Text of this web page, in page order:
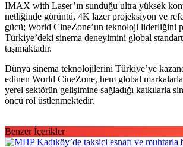
IMAX with Laser’ın sunduğu ultra yüksek
netliğinde görüntü, 4K lazer projeksiyon ve
gücü; World CineZone’un teknoloji liderliğini
Türkiye’deki sinema deneyimini global
taşımaktadır.
Dünya sinema teknolojilerini Türkiye’ye
edinen World CineZone, hem global
yerel sektörün gelişimine sağladığı katkılarla
öncü rol üstlenmektedir.
Benzer İçerikler